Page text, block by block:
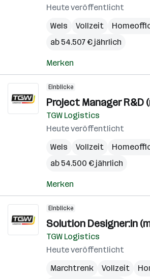
Heute veröffentlicht
Wels
Vollzeit
ab 54.507 € jährlich
Merken
Einblicke
Project Manager R&D
TGW Logistics
Heute veröffentlicht
Wels
Vollzeit
ab 54.500 € jährlich
Merken
Einblicke
Solution Designer:in
TGW Logistics
Heute veröffentlicht
Marchtrenk
Vollzeit